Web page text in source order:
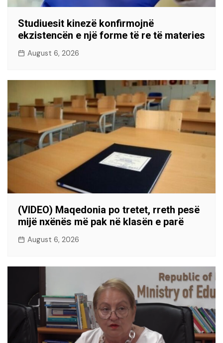
Studiuesit kinezë konfirmojnë
ekzistencën e një forme të re të materies
August 6, 2026
(VIDEO) Maqedonia po tretet, rreth pesë
mijë nxënës më pak në klasën e parë
August 6, 2026